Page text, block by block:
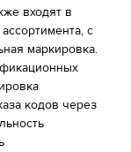
входят в
с
маркировка.
кодов через